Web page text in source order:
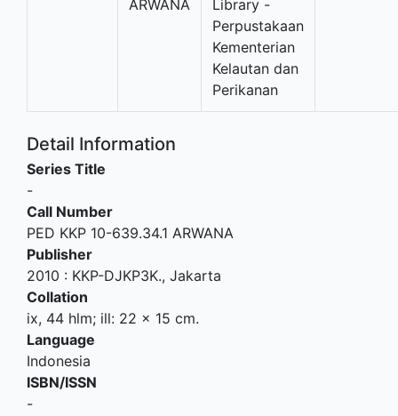
ARWANA
Library -
Perpustakaan
Kementerian
Kelautan dan
Perikanan
Detail Information
Series Title
-
Call Number
PED KKP 10-639.34.1 ARWANA
Publisher
2010 : KKP-DJKP3K., Jakarta
Collation
ix, 44 hlm; ill: 22 x 15 cm.
Language
Indonesia
ISBN/ISSN
-